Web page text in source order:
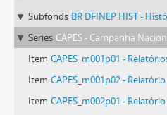
Subfonds BR DFINEP HIST -
Series CAPES - Campanha Nacional
Item CAPES_m001p01 - Relatórios
Item CAPES_m001p02 - Relatório
Item CAPES_m002p01 - Relatório